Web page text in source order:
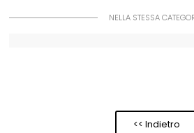
NELLA STESSA
<< Indietro